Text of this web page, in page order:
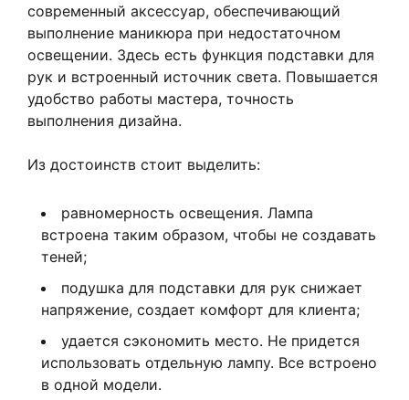
современный аксессуар, обеспечивающий
выполнение маникюра при недостаточном
освещении. Здесь есть функция подставки для
рук и встроенный источник света. Повышается
удобство работы мастера, точность
выполнения дизайна.
Из достоинств стоит выделить:
равномерность освещения. Лампа
встроена таким образом, чтобы не создавать
теней;
подушка для подставки для рук снижает
напряжение, создает комфорт для клиента;
удается сэкономить место. Не придется
использовать отдельную лампу. Все встроено
в одной модели.